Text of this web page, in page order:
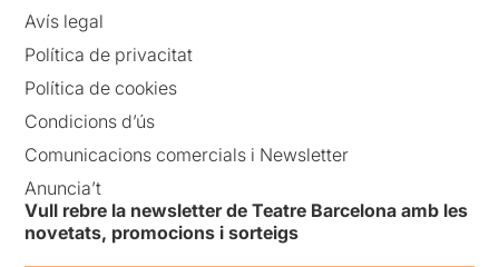
Avís legal
Política de privacitat
Política de cookies
Condicions d’ús
Comunicacions comercials i Newsletter
Anuncia’t
Vull rebre la newsletter de Teatre Barcelona amb les
novetats, promocions i sorteigs